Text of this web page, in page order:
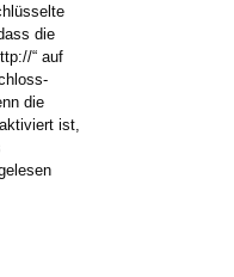
die
“ auf
die
ist,